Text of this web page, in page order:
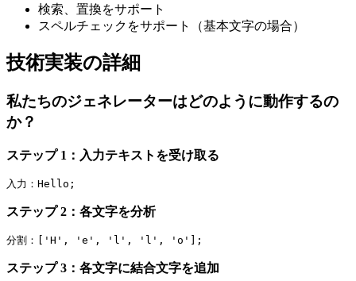
検索、置換をサポート
スペルチェックをサポート（基本文字の場合）
技術実装の詳細
私たちのジェネレーターはどのように動作するの
か？
ステップ 1：入力テキストを受け取る
ステップ 2：各文字を分析
ステップ 3：各文字に結合文字を追加